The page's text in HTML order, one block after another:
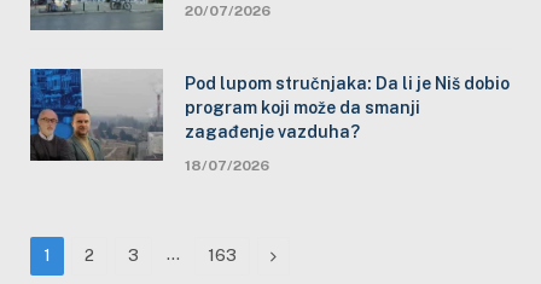
20/07/2026
Pod lupom stručnjaka: Da li je Niš dobio
program koji može da smanji
zagađenje vazduha?
18/07/2026
1 2 3 … 163 Next